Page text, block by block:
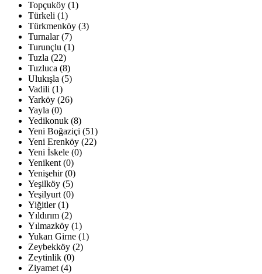
Topçuköy (1)
Türkeli (1)
Türkmenköy (3)
Turnalar (7)
Turunçlu (1)
Tuzla (22)
Tuzluca (8)
Ulukışla (5)
Vadili (1)
Yarköy (26)
Yayla (0)
Yedikonuk (8)
Yeni Boğaziçi (51)
Yeni Erenköy (22)
Yeni İskele (0)
Yenikent (0)
Yenişehir (0)
Yeşilköy (5)
Yeşilyurt (0)
Yiğitler (1)
Yıldırım (2)
Yılmazköy (1)
Yukarı Girne (1)
Zeybekköy (2)
Zeytinlik (0)
Ziyamet (4)